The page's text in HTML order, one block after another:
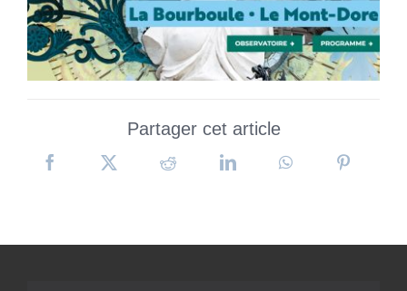
Partager cet article